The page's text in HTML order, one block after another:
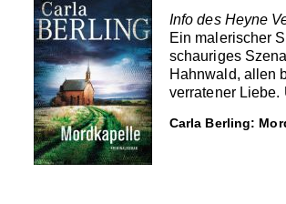
Info des Heyne
Ein malerischer
schauriges
Hahnwald, allen
verratener Liebe.
Carla Berling: